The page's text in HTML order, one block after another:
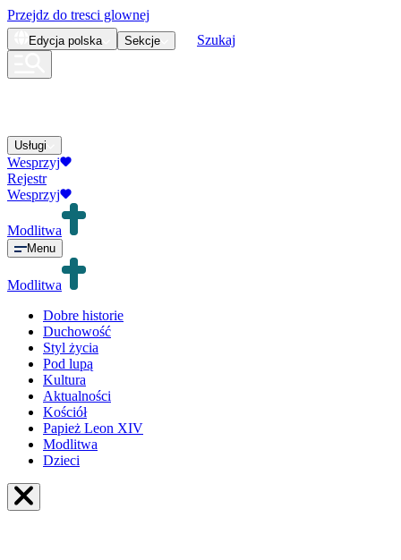
Przejdz do tresci glownej
Edycja polska Sekcje Szukaj
Usługi
Wesprzyj
Rejestr
Wesprzyj
Modlitwa
Menu
Modlitwa
Dobre historie
Duchowość
Styl życia
Pod lupą
Kultura
Aktualności
Kościół
Papież Leon XIV
Modlitwa
Dzieci